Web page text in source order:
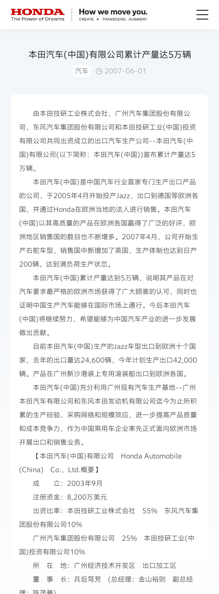
赛事运动
新闻资讯
本田汽车(中国)有限公司累计产量达5万辆
汽车 2007-06-01
由本田技研工业株式会社、广州汽车集团股份有限公
司、东风汽车集团股份有限公司和本田技研工业(中国)投资
有限公司共同出资成立的出口汽车生产公司--本田汽车(中
国)有限公司(以下简称：本田汽车(中国))宣布累计产量达5
万辆。
本田汽车(中国)是中国汽车行业首家专门生产出口产品
的公司，于2005年4月开始投产Jazz，出口到德国等欧洲各
国，并通过Honda在欧洲当地的法人进行销售。本田汽车
(中国)以其高质量的产品在欧洲各国赢得了广泛的好评，欧
洲地区销售国的数目也不断增多。2007年4月，公司开始生
产右舵车型，销售国中新增加了英国，生产体制也达到日产
200辆，达到满负荷生产状态。
本田汽车(中国)累计产量达到5万辆，说明其产品在对
汽车要求最严格的欧洲市场获得了广大顾客的认可，同时也
证明中国生产汽车能够在国际市场上通行。今后本田汽车
(中国)将继续努力，希望能够为中国汽车产业的进一步发展
做出贡献。
目前本田汽车(中国)生产的Jazz车型出口到欧洲十个国
家，去年的出口量达24,600辆，今年计划生产出口42,000
辆。产品在广州新沙港装上专用滚装船出口到欧洲各国。
本田汽车(中国)充分利用广州现有汽车生产基地--广州
本田汽车有限公司和东风本田发动机有限公司迄今为止所积
累的生产经验、采购网络和规模效应，进一步提高产品质量
和成本竞争力，作为中国乘用车企业率先正式面向欧洲市场
开展出口和销售业务。
【本田汽车(中国)有限公司 Honda Automobile
(China) Co.，Ltd.概要】
成 立：2003年9月
注册资金：8,200万美元
出资比率：本田技研工业株式会社 55% 东风汽车集
团股份有限公司10%
广州汽车集团股份有限公司 25% 本田技研工业(中
国)投资有限公司10%
所 在 地：广州经济技术开发区 出口加工区
董 事 长：兵后笃芳 (总经理：金山裕则 副总经